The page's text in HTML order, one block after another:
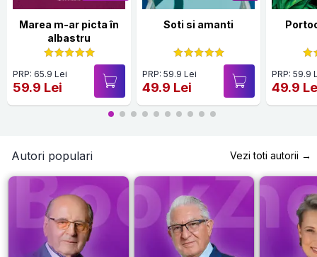
Marea m-ar picta în
albastru
PRP: 65.9 Lei
59.9 Lei
Soti si amanti
PRP: 59.9 Lei
49.9 Lei
PRP: 59.9
49.9
Autori populari Vezi toti autorii →